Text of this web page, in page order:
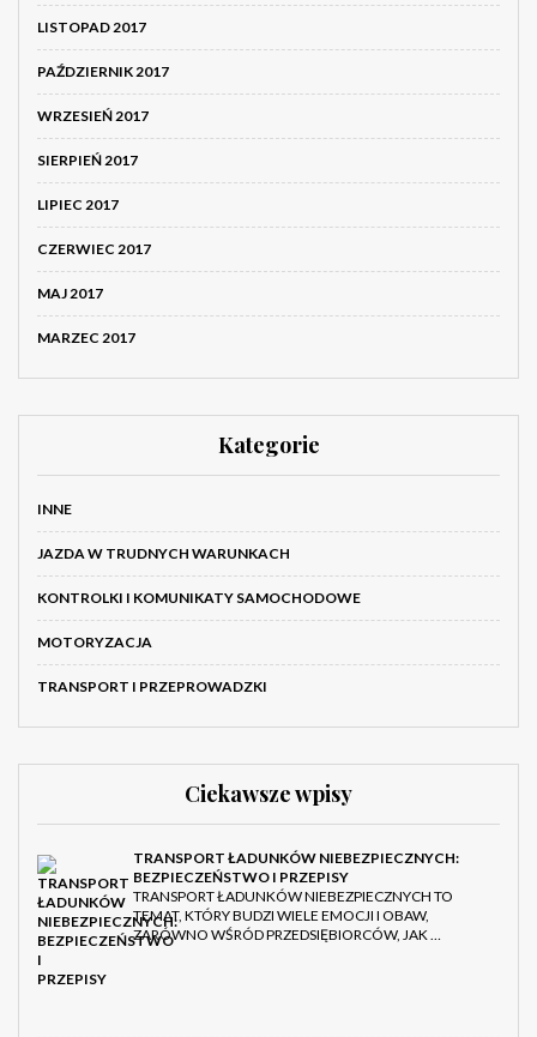
LISTOPAD 2017
PAŹDZIERNIK 2017
WRZESIEŃ 2017
SIERPIEŃ 2017
LIPIEC 2017
CZERWIEC 2017
MAJ 2017
MARZEC 2017
Kategorie
INNE
JAZDA W TRUDNYCH WARUNKACH
KONTROLKI I KOMUNIKATY SAMOCHODOWE
MOTORYZACJA
TRANSPORT I PRZEPROWADZKI
Ciekawsze wpisy
TRANSPORT ŁADUNKÓW NIEBEZPIECZNYCH:
BEZPIECZEŃSTWO I PRZEPISY
TRANSPORT ŁADUNKÓW NIEBEZPIECZNYCH TO
TEMAT, KTÓRY BUDZI WIELE EMOCJI I OBAW,
ZARÓWNO WŚRÓD PRZEDSIĘBIORCÓW, JAK …